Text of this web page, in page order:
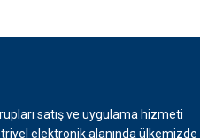
satış ve uygulama hizmeti
elektronik alanında ülkemizde